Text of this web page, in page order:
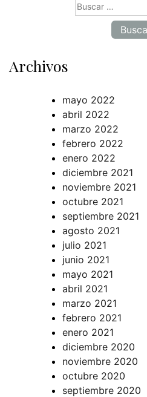
Archivos
mayo 2022
abril 2022
marzo 2022
febrero 2022
enero 2022
diciembre 2021
noviembre 2021
octubre 2021
septiembre 2021
agosto 2021
julio 2021
junio 2021
mayo 2021
abril 2021
marzo 2021
febrero 2021
enero 2021
diciembre 2020
noviembre 2020
octubre 2020
septiembre 2020